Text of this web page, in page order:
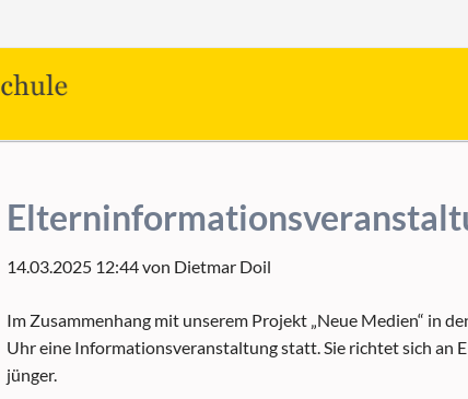
14.03.2025 12:44von Dietmar Doil
Im Zusammenhang mit unserem Projekt „Neue Medien“ in
Uhr eine Informationsveranstaltung statt. Sie richtet sich an
jünger.